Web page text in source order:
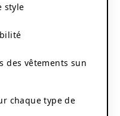
style
des vêtements sun
chaque type de